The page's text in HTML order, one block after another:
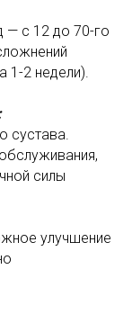
— с 12 до 70-го
1-2 недели).
сустава.
силы
улучшение